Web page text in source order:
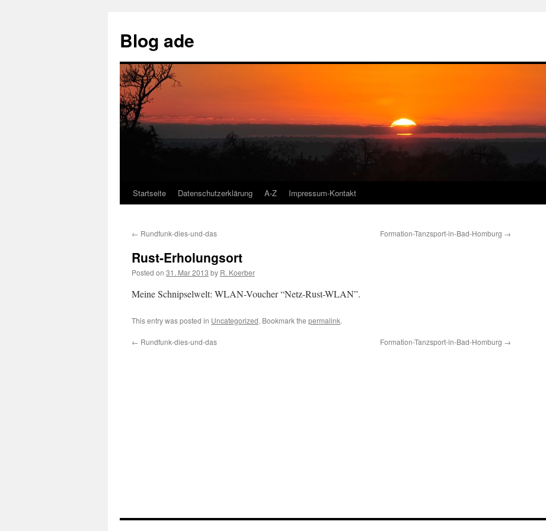
content
Blog ade
Startseite Datenschutzerklärung A-Z Impressum-Kontakt
← Rundfunk-dies-und-das Formation-Tanzsport-in-Bad-Homburg →
Rust-Erholungsort
Posted on 31. Mar 2013 by R. Koerber
Meine Schnipselwelt: WLAN-Voucher “Netz-Rust-WLAN”.
This entry was posted in Uncategorized. Bookmark the permalink.
← Rundfunk-dies-und-das Formation-Tanzsport-in-Bad-Homburg →